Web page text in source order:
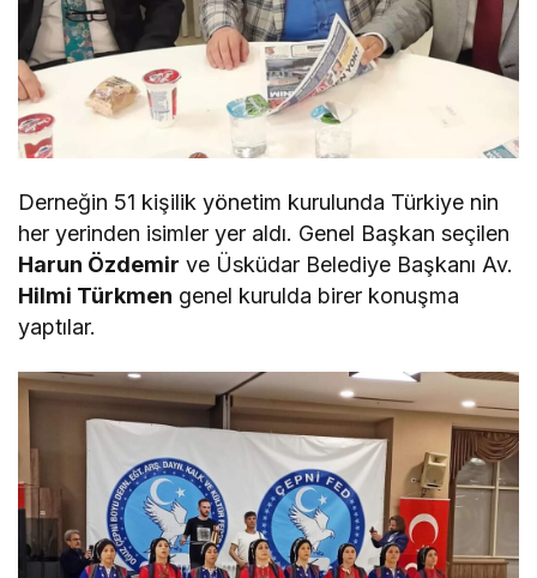
Derneğin 51 kişilik yönetim kurulunda Türkiye nin
her yerinden isimler yer aldı. Genel Başkan seçilen
Harun Özdemir ve Üsküdar Belediye Başkanı Av.
Hilmi Türkmen genel kurulda birer konuşma
yaptılar.